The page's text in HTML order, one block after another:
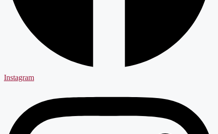
Instagram